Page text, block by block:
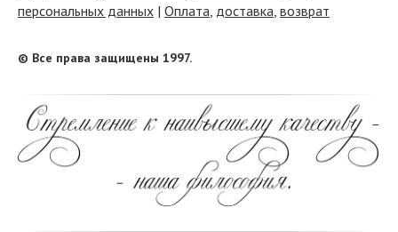
персональных данных | Оплата доставка возврат
© Все права защищены 1997.